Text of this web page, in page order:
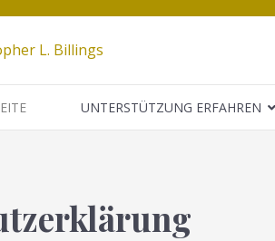
L. Billings
UNTERSTÜTZUNG ERFAHREN